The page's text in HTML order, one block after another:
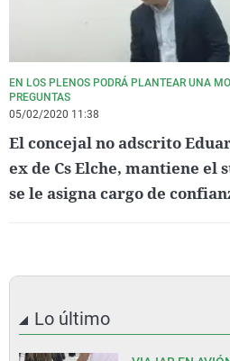
EN LOS PLENOS PODRÁ PLANTEAR UNA
PREGUNTAS
05/02/2020 11:38
El concejal no adscrito
ex de Cs Elche, mantiene el
se le asigna cargo de
Lo último